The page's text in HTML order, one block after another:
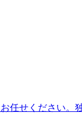
せください